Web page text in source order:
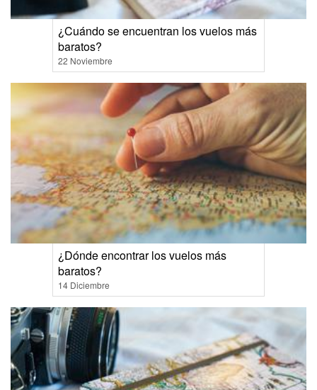
¿Cuándo se encuentran los vuelos más
baratos?
22 Noviembre
¿Dónde encontrar los vuelos más
baratos?
14 Diciembre